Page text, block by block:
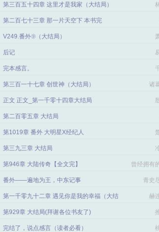
第三百五十四章 这里才是我家（大结局）
第二百七十三章 那一片天空下 本书完
V249.番外⑨（大结局）
后记
完本感言。
第三百一十七章 创世神（大结局） 诸
正文 正文_第一千零十四章大结局
第二百零五章 大结局
第1019章 番外 大明星X经纪人
第三九三章 大结局
第946章 大陆传奇【全文完】
曾经拥有
番外——遍地为王，中东记事 青史
第一千零九十二章 遇见你是我的幸福（大结
局）
赫
第929章 大结局(拜谢各位书友了)
完结了，说点感言（读者必看）